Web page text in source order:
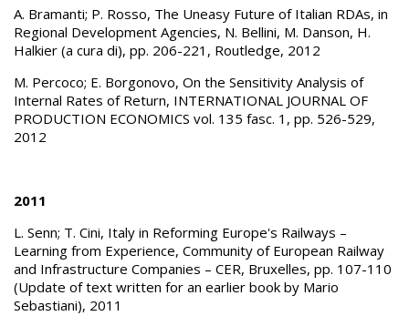
A. Bramanti; P. Rosso, The Uneasy Future of Italian RDAs, in
Regional Development Agencies, N. Bellini, M. Danson, H.
Halkier (a cura di), pp. 206-221, Routledge, 2012
M. Percoco; E. Borgonovo, On the Sensitivity Analysis of
Internal Rates of Return, INTERNATIONAL JOURNAL OF
PRODUCTION ECONOMICS vol. 135 fasc. 1, pp. 526-529,
2012
2011
L. Senn; T. Cini, Italy in Reforming Europe's Railways –
Learning from Experience, Community of European Railway
and Infrastructure Companies – CER, Bruxelles, pp. 107-110
(Update of text written for an earlier book by Mario
Sebastiani), 2011